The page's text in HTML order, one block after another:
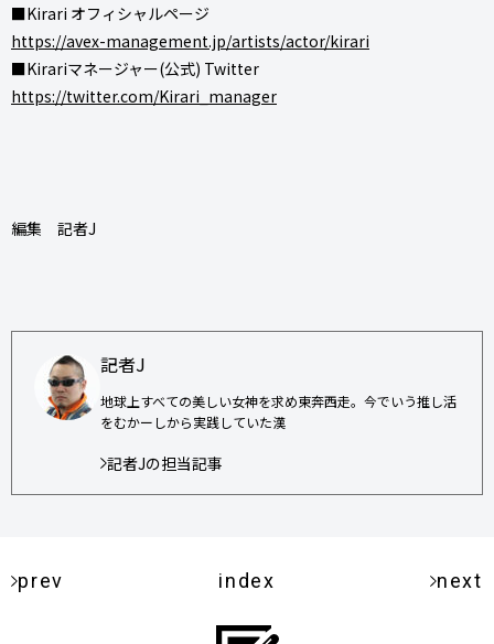
■Kirari オフィシャルページ
https://avex-management.jp/artists/actor/kirari
■Kirariマネージャー(公式) Twitter
https://twitter.com/Kirari_manager
編集 記者J
記者J
地球上すべての美しい女神を求め東奔西走。今でいう推し活
をむかーしから実践していた漢
記者Jの担当記事
prev index next